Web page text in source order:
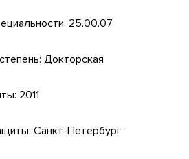
25.00.07
Докторская
2011
Санкт-Петербург